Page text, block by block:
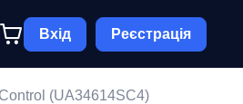
Вхід Реєстрація
(UA34614SC4)